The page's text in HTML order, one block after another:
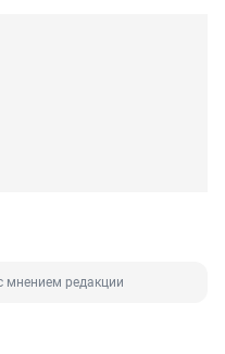
мнением редакции